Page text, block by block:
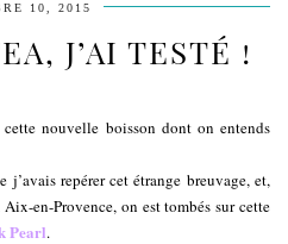
10, 2015
J’AI TESTÉ !
nouvelle boisson dont on entends
repérer cet étrange breuvage, et,
en-Provence, on est tombés sur cette
Pearl.